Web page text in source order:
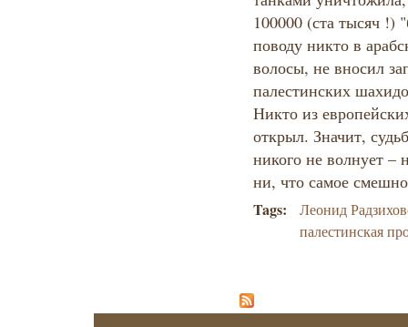
100000 (ста тысяч !)
поводу никто в
волосы, не вносил
палестинских
Никто из
открыл. Значит,
никого не волнует –
ни, что самое
Tags:
Леонид
палестинская